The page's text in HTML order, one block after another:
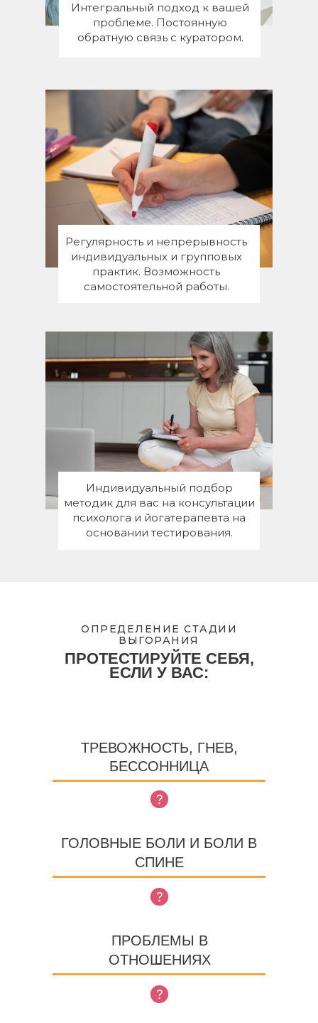
Интегральный подход к вашей
проблеме. Постоянную
обратную связь с куратором.
Индивидуальный подбор
методик для вас на консультации
психолога и йогатерапевта на
основании тестирования.
Регулярность и непрерывность
индивидуальных и групповых
практик. Возможность
самостоятельной работы.
ПРОТЕСТИРУЙТЕ СЕБЯ,
ЕСЛИ У ВАС:
ОПРЕДЕЛЕНИЕ СТАДИИ
ВЫГОРАНИЯ
ТРЕВОЖНОСТЬ, ГНЕВ,
БЕССОННИЦА
ПРОБЛЕМЫ В
ОТНОШЕНИЯХ
ГОЛОВНЫЕ БОЛИ И БОЛИ В
СПИНЕ